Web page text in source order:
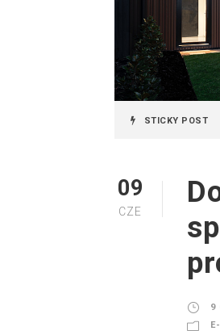
STICKY POST
09
CZE
9